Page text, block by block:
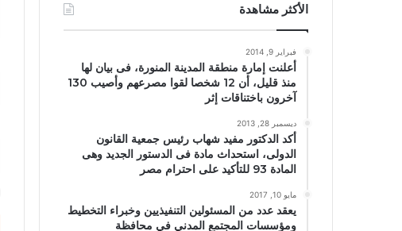
الأكثر مشاهدة
فبراير 9, 2014
أعلنت إمارة منطقة المدينة المنورة، فى بيان لها
منذ قليل، أن 12 شخصا لقوا مصرعهم وأصيب 130
آخرون باختناقات إثر
ديسمبر 28, 2013
أكد الدكتور مفيد شهاب رئيس جمعية القانون
الدولى، استحداث مادة فى الدستور الجديد وهى
المادة 93 للتأكيد على احترام مصر
مايو 10, 2017
يعقد عدد من المسئولين التنفيذيين وخبراء التخطيط
ومؤسسات المجتمع المدني في محافظة